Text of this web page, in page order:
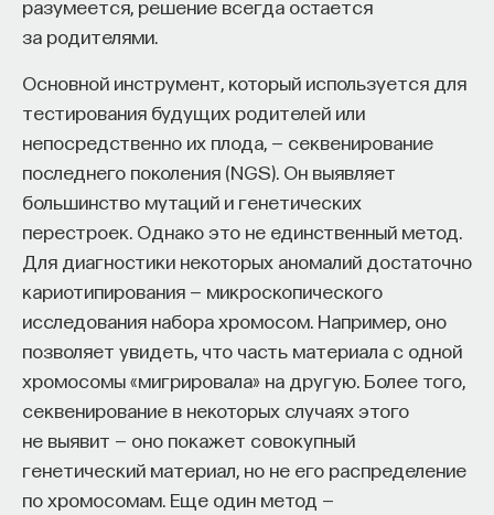
разумеется, решение всегда остается
за родителями.
Основной инструмент, который используется для
тестирования будущих родителей или
непосредственно их плода, — секвенирование
последнего поколения (NGS). Он выявляет
большинство мутаций и генетических
перестроек. Однако это не единственный метод.
Для диагностики некоторых аномалий достаточно
кариотипирования — микроскопического
исследования набора хромосом. Например, оно
позволяет увидеть, что часть материала с одной
хромосомы «мигрировала» на другую. Более того,
секвенирование в некоторых случаях этого
не выявит — оно покажет совокупный
генетический материал, но не его распределение
по хромосомам. Еще один метод —